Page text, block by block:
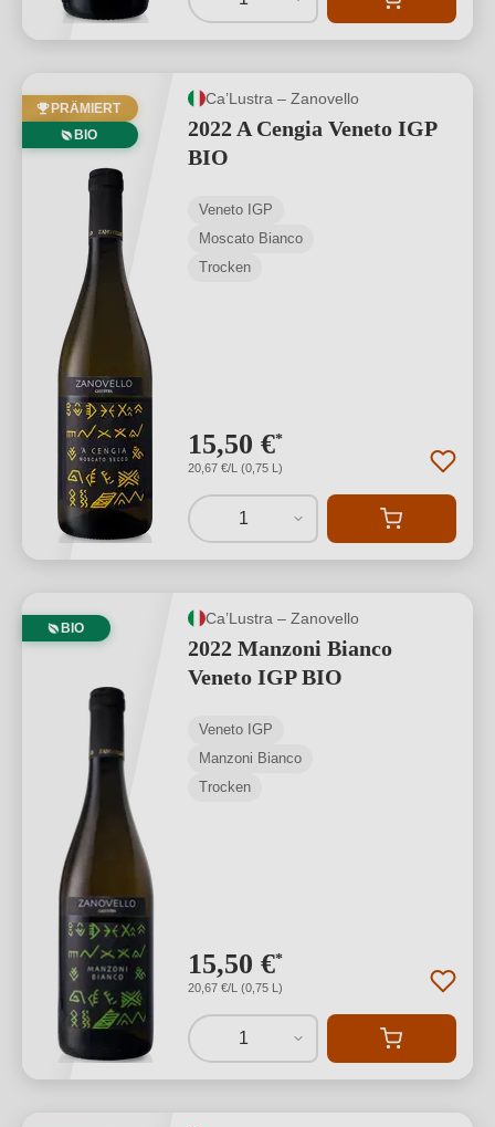
PRÄMIERT
BIO
Ca’Lustra – Zanovello
2022 A Cengia Veneto IGP
BIO
Veneto IGP
Moscato Bianco
Trocken
15,50 €*
20,67 €/L (0,75 L)
1
BIO
Ca’Lustra – Zanovello
2022 Manzoni Bianco
Veneto IGP BIO
Veneto IGP
Manzoni Bianco
Trocken
15,50 €*
20,67 €/L (0,75 L)
1